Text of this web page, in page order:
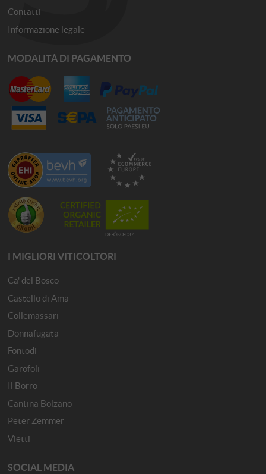
Contatti
Informazione legale
MODALITÁ DI PAGAMENTO
I MIGLIORI VITICOLTORI
Ca' del Bosco
Castello di Ama
Collemassari
Donnafugata
Fontodi
Garofoli
Il Borro
Cantina Bolzano
Peter Zemmer
Vietti
SOCIAL MEDIA